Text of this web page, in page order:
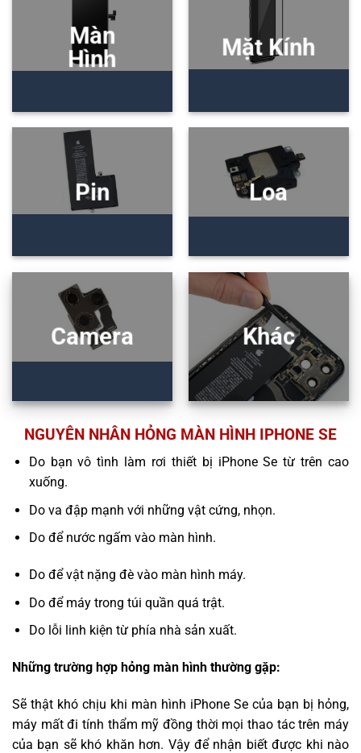
Màn
Hình
Mặt Kính
Pin Loa
Camera Khác
NGUYÊN NHÂN HỎNG MÀN HÌNH IPHONE SE
Do bạn vô tình làm rơi thiết bị iPhone Se từ trên cao
xuống.
Do va đập mạnh với những vật cứng, nhọn.
Do để nước ngấm vào màn hình.
Do để vật nặng đè vào màn hình máy.
Do để máy trong túi quần quá trật.
Do lỗi linh kiện từ phía nhà sản xuất.
Những trường hợp hỏng màn hình thường gặp:
Sẽ thật khó chịu khi màn hình iPhone Se của bạn bị hỏng,
máy mất đi tính thẩm mỹ đồng thời mọi thao tác trên máy
của bạn sẽ khó khăn hơn. Vậy để nhận biết được khi nào